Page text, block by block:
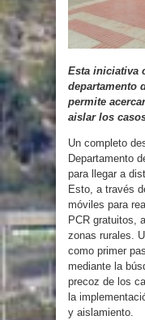
Esta iniciativa
departamento
permite
aislar los
Un completo
Departamento
para llegar a
Esto, a través
móviles para
PCR gratuitos,
zonas rurales.
como primer
mediante la
precoz de los
la
y aislamiento.